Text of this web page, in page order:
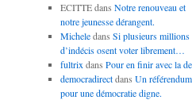
ECITTEdans Notre renouveau et
notre jeunesse dérangent.
Micheledans Si plusieurs millions
d’indécis osent voter librement…
fultrix dans Pour en finir avec la
democradirectdans Un référendum
pour une démocratie digne.